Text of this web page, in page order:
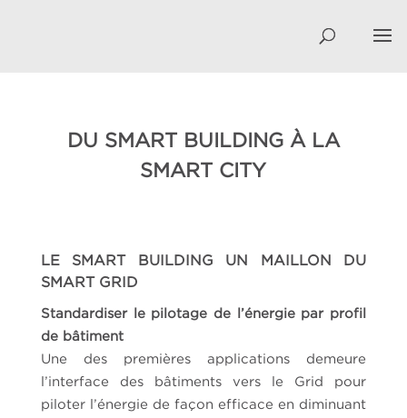
DU SMART BUILDING À LA
SMART CITY
LE SMART BUILDING UN MAILLON DU
SMART GRID
Standardiser le pilotage de l’énergie par profil
de bâtiment
Une des premières applications demeure
l’interface des bâtiments vers le Grid pour
piloter l’énergie de façon efficace en diminuant